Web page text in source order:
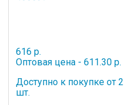
616 р.
Оптовая цена - 611.30 р.
Доступно к покупке от 2
шт.